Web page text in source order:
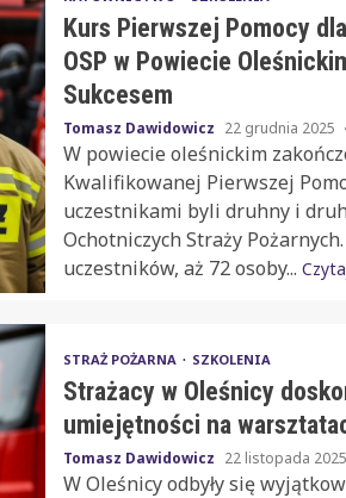
Kurs Pierwszej Pomocy
OSP w Powiecie
Sukcesem
Tomasz Dawidowicz 22 grudnia 2025
W powiecie oleśnickim
Kwalifikowanej Pierwszej
uczestnikami byli druhny i
Ochotniczych Straży
uczestników, aż 72 osoby...
STRAŻ POŻARNA SZKOLENIA
Strażacy w Oleśnicy
umiejętności na
Tomasz Dawidowicz 22 listopada 2025
W Oleśnicy odbyły się